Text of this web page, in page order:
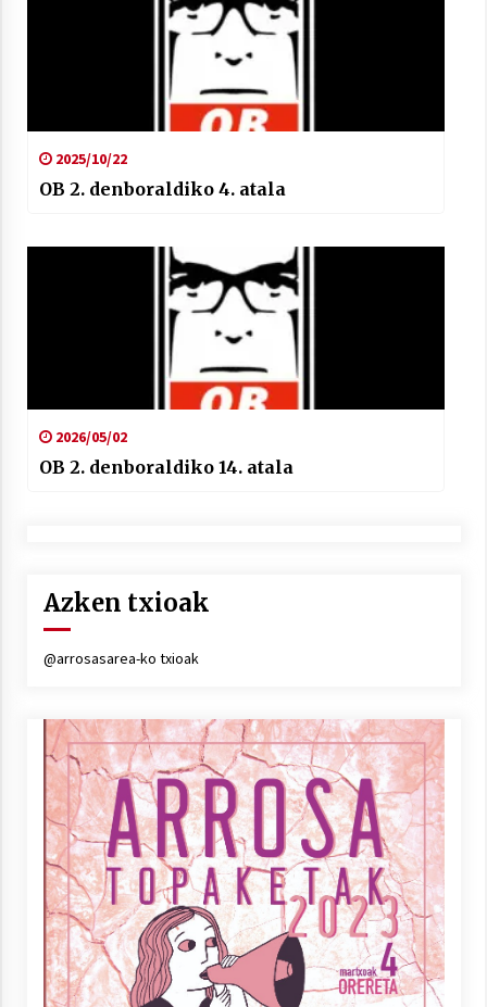
2025/10/22
OB 2. denboraldiko 4. atala
2026/05/02
OB 2. denboraldiko 14. atala
Azken txioak
@arrosasarea-ko txioak